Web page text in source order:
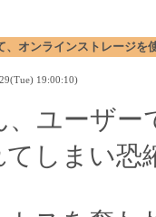
、オンラインストレージを
19:00:10)
、ユーザー
てしまい恐